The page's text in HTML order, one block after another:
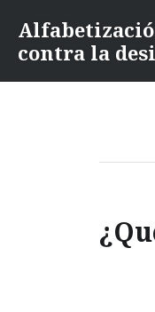
contra la